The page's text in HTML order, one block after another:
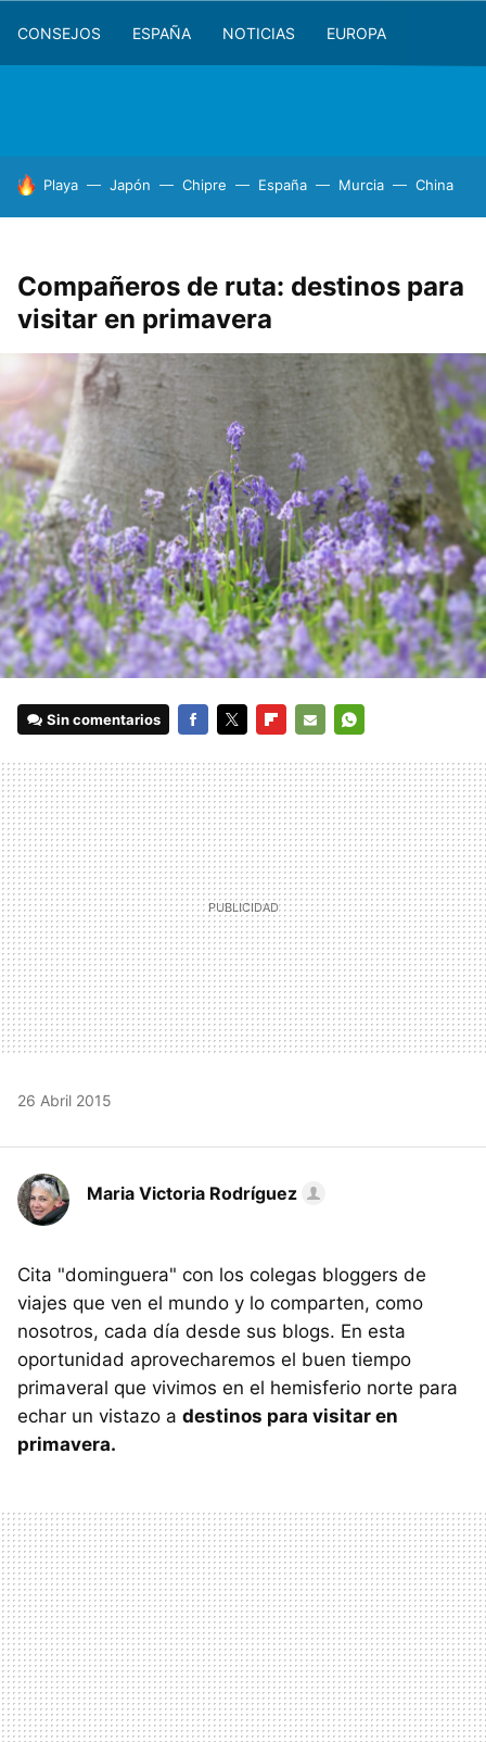
CONSEJOS ESPAÑA NOTICIAS EUROPA
HOY SE HABLA DE
Playa Japón Chipre España Murcia China
Compañeros de ruta: destinos para
visitar en primavera
Sin comentarios
MAIL
26 Abril 2015
Maria Victoria Rodríguez
Cita "dominguera" con los colegas bloggers de
viajes que ven el mundo y lo comparten, como
nosotros, cada día desde sus blogs. En esta
oportunidad aprovecharemos el buen tiempo
primaveral que vivimos en el hemisferio norte para
echar un vistazo a destinos para visitar en
primavera.